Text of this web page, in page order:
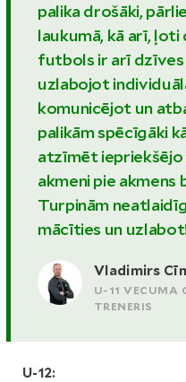
palika drošāki,
laukumā, kā arī, ļoti
futbols ir arī dzīves
uzlabojot
komunicējot un
palikām spēcīgāki
atzīmēt
akmeni pie akmens
Turpinām
mācīties un
Vladimirs
U-11 VECUMA
TRENERIS
U-12: